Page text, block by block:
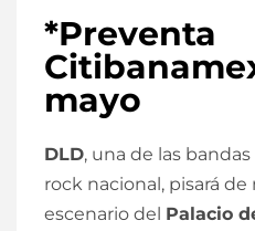
*Preventa
mayo
DLD, una de las
rock nacional, pisará
escenario del Palacio